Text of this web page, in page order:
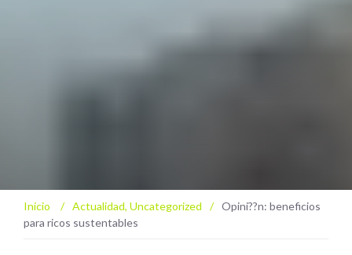
Inicio / Actualidad, Uncategorized / Opini??n: beneficios
para ricos sustentables